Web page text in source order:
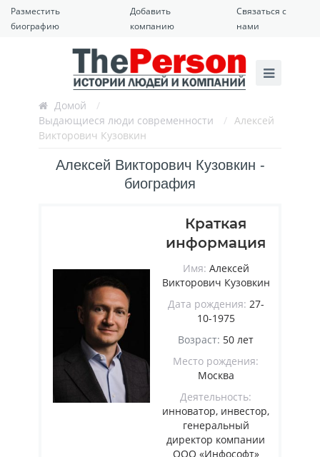
Разместить
биографию
Добавить
компанию
Связаться с
нами
Домой
/
Выдающиеся люди современности
/ Алексей
Викторович Кузовкин
Алексей Викторович Кузовкин -
биография
Краткая
информация
Имя: Алексей
Викторович Кузовкин
Дата рождения: 27-
10-1975
Возраст: 50 лет
Место рождения:
Москва
Деятельность:
инноватор, инвестор,
генеральный
директор компании
ООО «Инфософт»